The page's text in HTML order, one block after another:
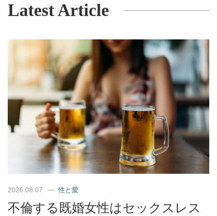
Latest Article
2026.08.07 性と愛
不倫する既婚女性はセックスレス